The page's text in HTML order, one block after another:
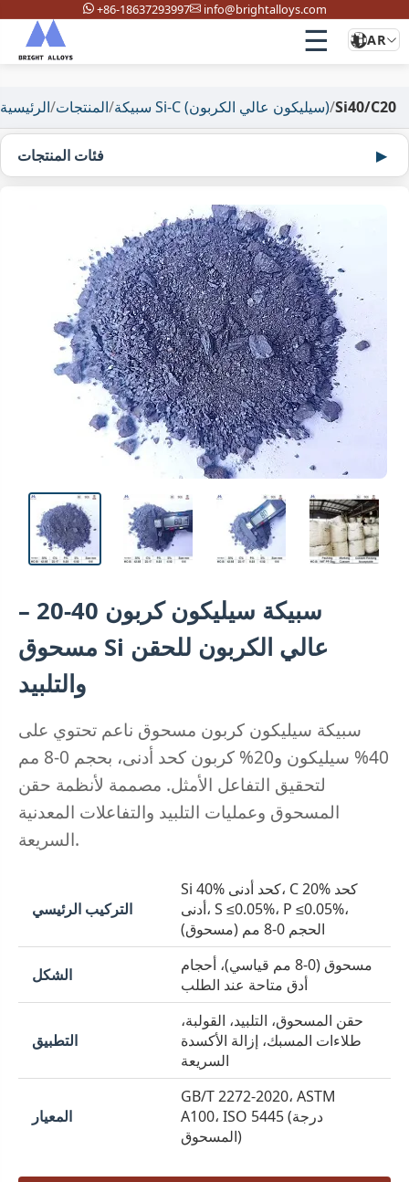
+86-18637293997 info@brightalloys.com
☰ AR
الرئيسية/المنتجات/ سبيكة Si-C (سيليكون عالي الكربون)/Si40/C20
فئات المنتجات
سبيكة سيليكون كربون 40-20 –
مسحوق Si عالي الكربون للحقن
والتلبيد
سبيكة سيليكون كربون مسحوق ناعم تحتوي على
40% سيليكون و20% كربون كحد أدنى، بحجم 0-8 مم
لتحقيق التفاعل الأمثل. مصممة لأنظمة حقن
المسحوق وعمليات التلبيد والتفاعلات المعدنية
السريعة.
التركيب الرئيسي
Si 40% كحد أدنى، C 20% كحد
أدنى، S ≤0.05%، P ≤0.05%،
الحجم 0-8 مم (مسحوق)
الشكل
مسحوق (0-8 مم قياسي)، أحجام
أدق متاحة عند الطلب
التطبيق
حقن المسحوق، التلبيد، القولبة،
طلاءات المسبك، إزالة الأكسدة
السريعة
المعيار
GB/T 2272-2020، ASTM
A100، ISO 5445 (درجة
المسحوق)